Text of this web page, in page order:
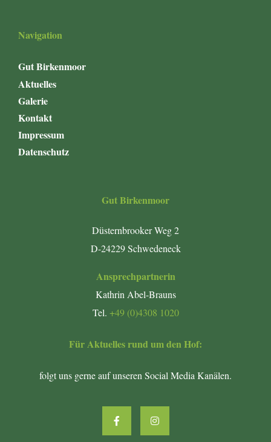
Navigation
Gut Birkenmoor
Aktuelles
Galerie
Kontakt
Impressum
Datenschutz
Gut Birkenmoor
Düsternbrooker Weg 2
D-24229 Schwedeneck
Ansprechpartnerin
Kathrin Abel-Brauns
Tel. +49 (0)4308 1020
Für Aktuelles rund um den Hof:
folgt uns gerne auf unseren Social Media Kanälen.